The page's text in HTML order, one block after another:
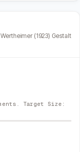
(1923) Gestalt
Target Size: